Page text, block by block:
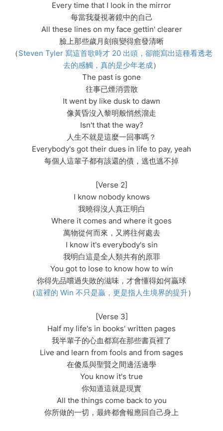
Every time that I look in the mirror
每當我凝視著鏡中的自己
All these lines on my face gettin' clearer
臉上那些歲月刻痕變得愈發清晰
（Steven Tyler 寫這首歌時才 20 出頭，卻能寫出這種看透老
去的感觸，真的是少年老成）
The past is gone
往事已煙消雲散
It went by like dusk to dawn
像黃昏沒入黎明般悄然溜走
Isn't that the way?
人生不就是這麼一回事嗎？
Everybody's got their dues in life to pay, yeah
每個人這輩子都有該還的債，逃也逃不掉
[Verse 2]
I know nobody knows
我曉得沒人真正明白
Where it comes and where it goes
萬物從何而來，又將往何處去
I know it's everybody's sin
我明白這是全人類共有的原罪
You got to lose to know how to win
你得先品嚐過失敗的滋味，才會懂得如何贏球
（這裡的 Win 不只是贏，更是指人生境界的提升）
[Verse 3]
Half my life's in books' written pages
我半輩子的心血都寫在那些書頁裡了
Live and learn from fools and from sages
在傻瓜與聖賢之間邊活邊學
You know it's true
你知道這就是現實
All the things come back to you
你所做的一切，最終都會報應回自己身上